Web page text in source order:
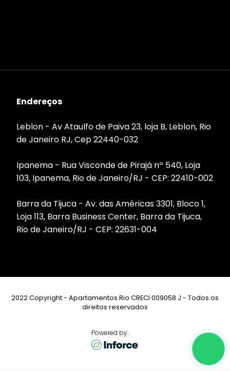
Endereços
Leblon - Av Ataulfo de Paiva 23, loja B, Leblon, Rio
de Janeiro RJ, Cep 22440-032
Ipanema - Rua Visconde de Pirajá nº 540, Loja
103, Ipanema, Rio de Janeiro/RJ - CEP: 22410-002
Barra da Tijuca - Av. das Américas 3301, Bloco 1,
Loja 113, Barra Business Center, Barra da Tijuca,
Rio de Janeiro/RJ - CEP: 22631-004
2022 Copyright - Apartamentos Rio CRECI 009058 J - Todos os
direitos reservados
Powered by: